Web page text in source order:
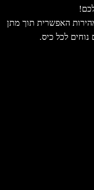
האפשרית תוך מתן
לכל כיס.